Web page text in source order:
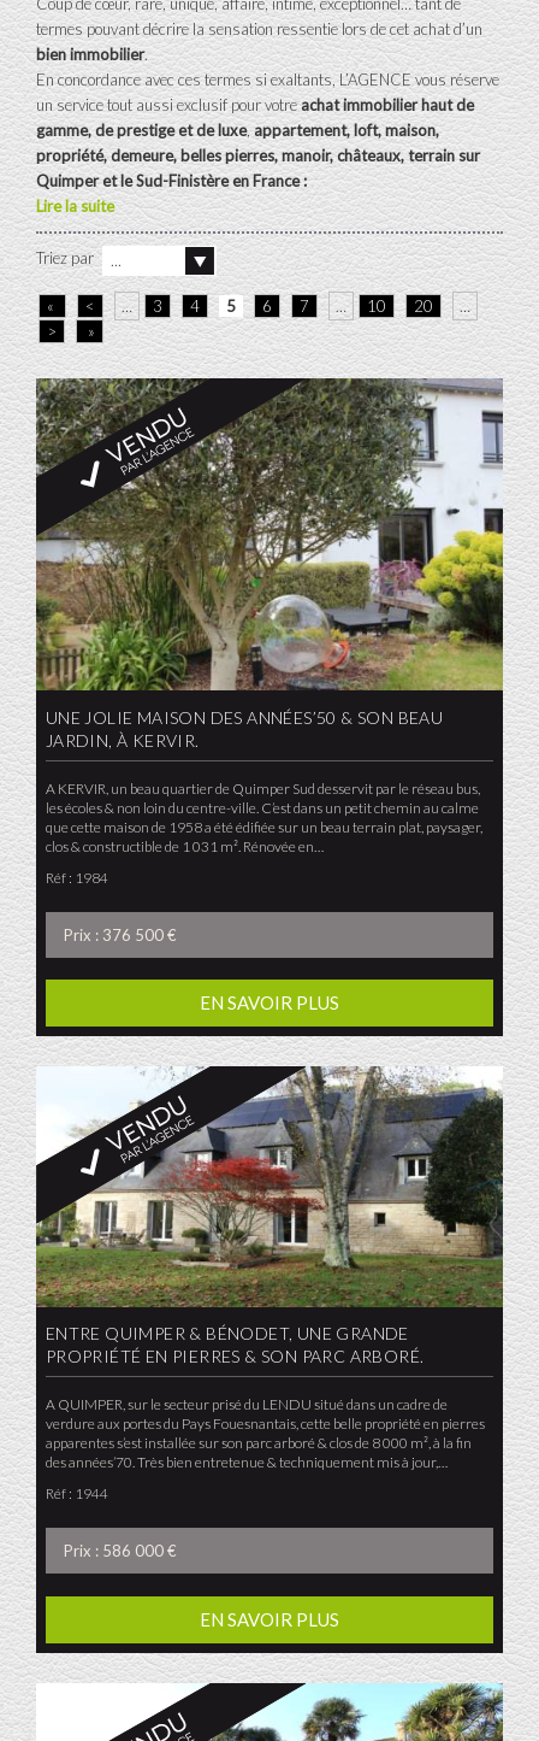
Coup de cœur, rare, unique, affaire, intime, exceptionnel… tant de
termes pouvant décrire la sensation ressentie lors de cet achat d’un
bien immobilier.
En concordance avec ces termes si exaltants, L’AGENCE vous réserve
un service tout aussi exclusif pour votreachat immobilier haut de
gamme, de prestige et de luxe,appartement, loft, maison,
propriété, demeure, belles pierres, manoir, châteaux, terrain sur
Quimperet le Sud-Finistère en France :
Lire la suite
Triez par ...
« < … 3 4 5 6 7 … 10 20
…
>
»
UNE JOLIE MAISON DES ANNÉES’50 & SON BEAU
JARDIN, À KERVIR.
A KERVIR, un beau quartier de Quimper Sud desservit par le réseau bus,
les écoles & non loin du centre-ville. C’est dans un petit chemin au calme
que cette maison de 1958 a été édifiée sur un beau terrain plat, paysager,
clos & constructible de 1 031 m². Rénovée en…
Réf : 1984
Prix : 376 500 €
EN SAVOIR PLUS
ENTRE QUIMPER & BÉNODET, UNE GRANDE
PROPRIÉTÉ EN PIERRES & SON PARC ARBORÉ.
A QUIMPER, sur le secteur prisé du LENDU situé dans un cadre de
verdure aux portes du Pays Fouesnantais, cette belle propriété en pierres
apparentes s’est installée sur son parc arboré & clos de 8 000 m², à la fin
des années’70. Très bien entretenue & techniquement mis à jour,…
Réf : 1944
Prix : 586 000 €
EN SAVOIR PLUS